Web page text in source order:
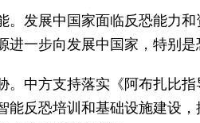
。发展中国家面临反恐能力
一步向发展中国家，特别
。中方支持落实《阿布扎比
能反恐培训和基础设施建设